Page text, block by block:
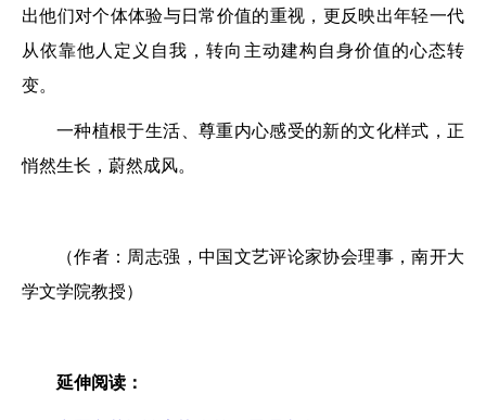
出他们对个体体验与日常价值的重视，更反映出年轻一代
从依靠他人定义自我，转向主动建构自身价值的心态转
变。
一种植根于生活、尊重内心感受的新的文化样式，正
悄然生长，蔚然成风。
（作者：周志强，中国文艺评论家协会理事，南开大
学文学院教授）
延伸阅读：